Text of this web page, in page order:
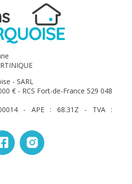
- SARL
€ - RCS Fort-de-France 529 048
- APE : 68.31Z - TVA :